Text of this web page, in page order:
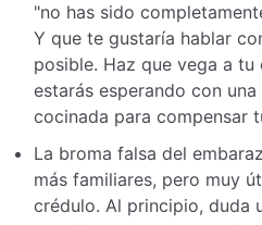
"no has sido
Y que te gustaría hablar
posible. Haz que vega a
estarás esperando con
cocinada para compensar
La broma falsa del
más familiares, pero muy
crédulo. Al principio, duda